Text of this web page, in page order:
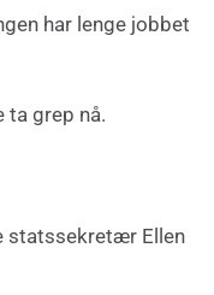
har lenge jobbet
ta grep nå.
statssekretær Ellen